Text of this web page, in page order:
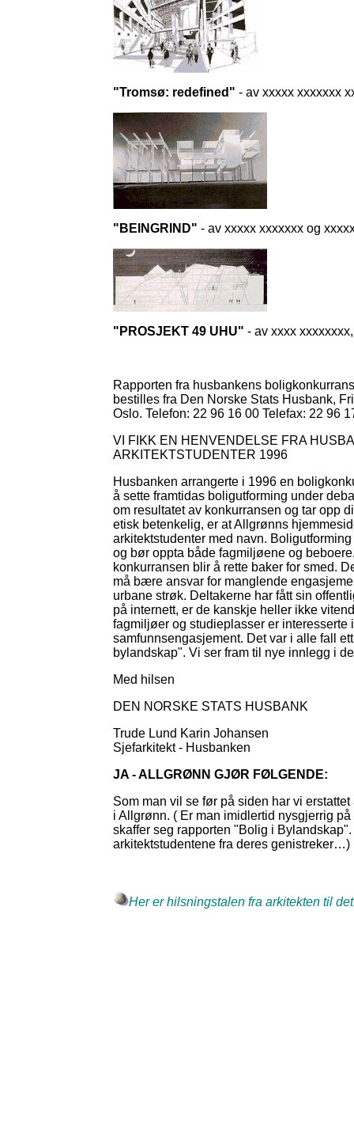
"Tromsø: redefined" - av xxxxx xxxxxxx
"BEINGRIND" - av xxxxx xxxxxxx og
"PROSJEKT 49 UHU" - av xxxx
Rapporten fra husbankens
bestilles fra Den Norske Stats Husbank,
Oslo. Telefon: 22 96 16 00 Telefax: 22 96
VI FIKK EN HENVENDELSE FRA
ARKITEKTSTUDENTER 1996
Husbanken arrangerte i 1996 en
å sette framtidas boligutforming under
om resultatet av konkurransen og tar opp
etisk betenkelig, er at Allgrønns
arkitektstudenter med navn.
og bør oppta både fagmiljøene og
konkurransen blir å rette baker for smed.
må bære ansvar for manglende
urbane strøk. Deltakerne har fått sin
på internett, er de kanskje heller ikke
fagmiljøer og studieplasser er
samfunnsengasjement. Det var i alle fall
bylandskap". Vi ser fram til nye innlegg i
Med hilsen
DEN NORSKE STATS HUSBANK
Trude Lund Karin Johansen
Sjefarkitekt - Husbanken
JA - ALLGRØNN GJØR FØLGENDE:
Som man vil se før på siden har vi
i Allgrønn. ( Er man imidlertid nysgjerrig
skaffer seg rapporten "Bolig i
arkitektstudentene fra deres genistreker…)
Her er hilsningstalen fra arkitekten til